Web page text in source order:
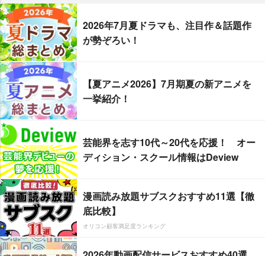
2026年7月夏ドラマも、注目作＆話題作
が勢ぞろい！
【夏アニメ2026】7月期夏の新アニメを
一挙紹介！
芸能界を志す10代～20代を応援！ オー
ディション・スクール情報はDeview
漫画読み放題サブスクおすすめ11選【徹
底比較】
オリコン顧客満足度ランキング